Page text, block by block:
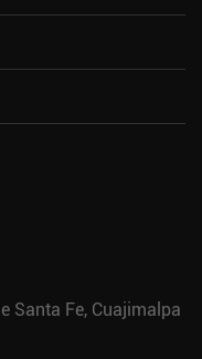
Santa Fe, Cuajimalpa